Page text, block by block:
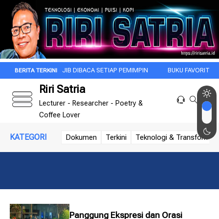
YANG WAJIB DIBACA SETIAP PEMIMPIN BUKU FAVORIT: DI BAWAH
Riri Satria
Lecturer - Researcher - Poetry &
Coffee Lover
KATEGORI Dokumen Terkini Teknologi &
Panggung Ekspresi dan Orasi